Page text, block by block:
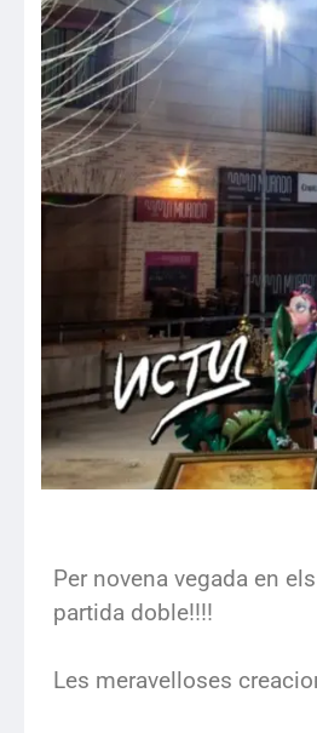
Per novena vegada en
partida doble!!!!
Les meravelloses